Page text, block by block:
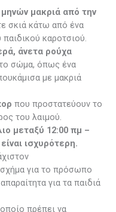
μακριά από την
σκιά κάτω από ένα
καροτσιού.
άνετα ρούχα
σώμα, όπως ένα
με μακριά
που προστατεύουν το
του λαιμού.
μεταξύ 12:00 πμ –
ισχυρότερη.
για το πρόσωπο
για τα παιδιά
πρέπει να